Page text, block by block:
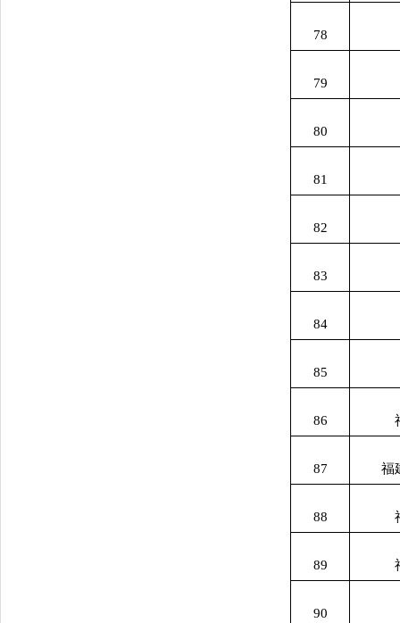
78
79
80
81
82
83
84
85
86
87 福
88
89
90